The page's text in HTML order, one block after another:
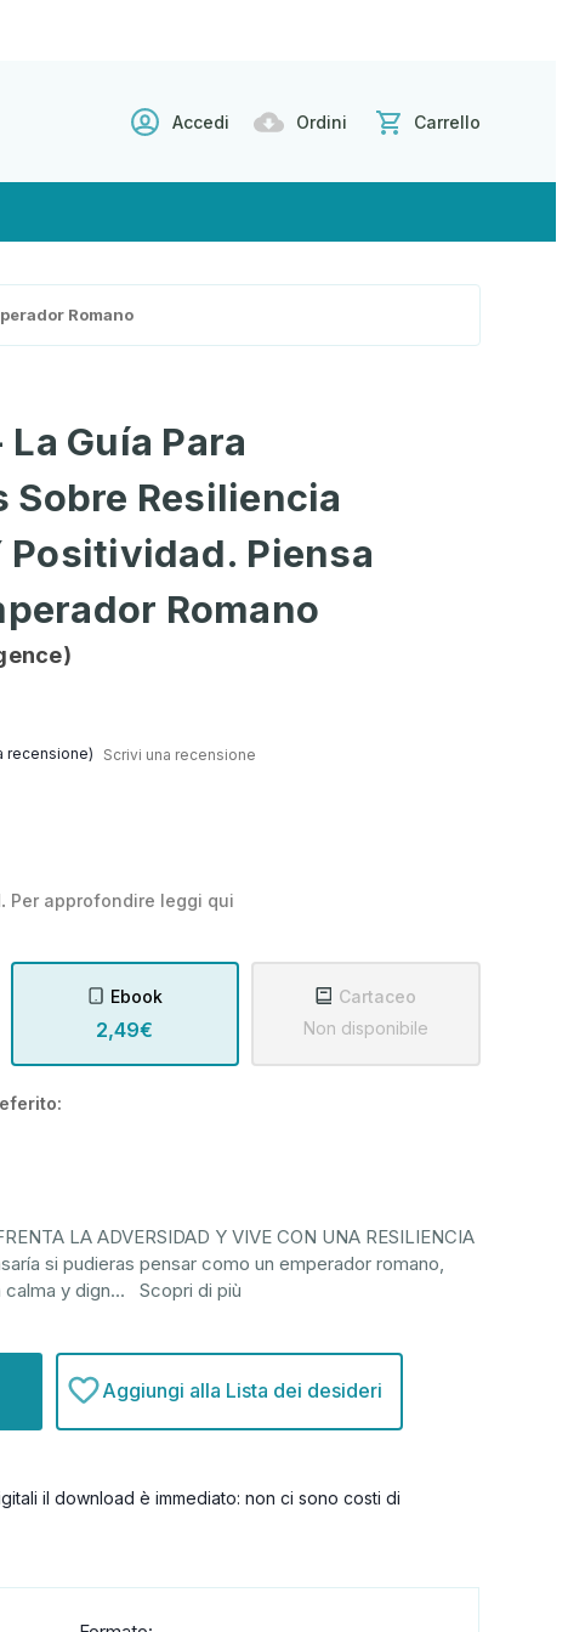
Accedi Ordini Carrello
Romano
Guía Para
Resiliencia
Positividad. Piensa
Romano
recensione) Scrivi una recensione
Per approfondire leggi qui
Ebook
2,49€
Cartaceo
Non disponibile
LA ADVERSIDAD Y VIVE CON UNA RESILIENCIA
si pudieras pensar como un emperador romano,
y dign... Scopri di più
Aggiungi alla Lista dei desideri
il download è immediato: non ci sono costi di